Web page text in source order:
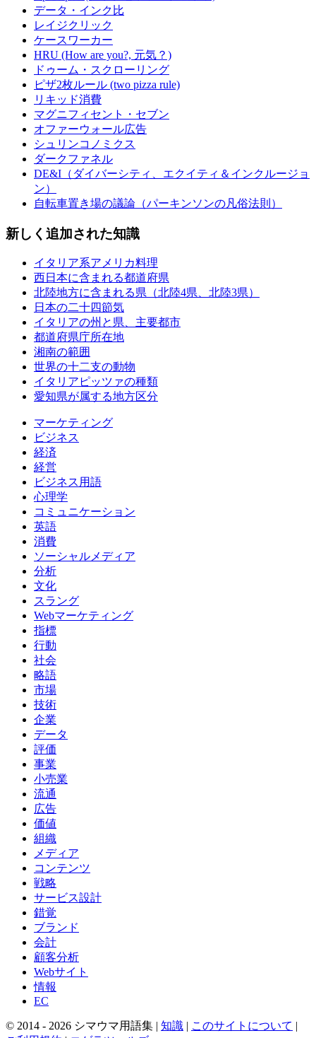
データ・インク比
レイジクリック
ケースワーカー
HRU (How are you?, 元気？)
ドゥーム・スクローリング
ピザ2枚ルール (two pizza rule)
リキッド消費
マグニフィセント・セブン
オファーウォール広告
シュリンコノミクス
ダークファネル
DE&I（ダイバーシティ、エクイティ＆インクルージョ
ン）
自転車置き場の議論（パーキンソンの凡俗法則）
新しく追加された知識
イタリア系アメリカ料理
西日本に含まれる都道府県
北陸地方に含まれる県（北陸4県、北陸3県）
日本の二十四節気
イタリアの州と県、主要都市
都道府県庁所在地
湘南の範囲
世界の十二支の動物
イタリアピッツァの種類
愛知県が属する地方区分
マーケティング
ビジネス
経済
経営
ビジネス用語
心理学
コミュニケーション
英語
消費
ソーシャルメディア
分析
文化
スラング
Webマーケティング
指標
行動
社会
略語
市場
技術
企業
データ
評価
事業
小売業
流通
広告
価値
組織
メディア
コンテンツ
戦略
サービス設計
錯覚
ブランド
会計
顧客分析
Webサイト
情報
EC
© 2014 - 2026 シマウマ用語集 | 知識 | このサイトについて |